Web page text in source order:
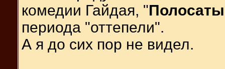
комедии Гайдая, "
периода "оттепели".
А я до сих пор не видел.